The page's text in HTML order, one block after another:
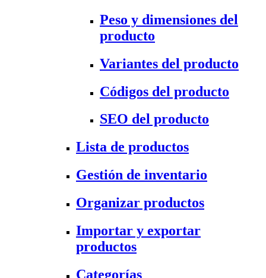
Peso y dimensiones del
producto
Variantes del producto
Códigos del producto
SEO del producto
Lista de productos
Gestión de inventario
Organizar productos
Importar y exportar
productos
Categorías